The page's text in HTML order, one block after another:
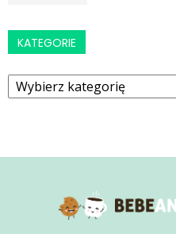
KATEGORIE
Kategorie